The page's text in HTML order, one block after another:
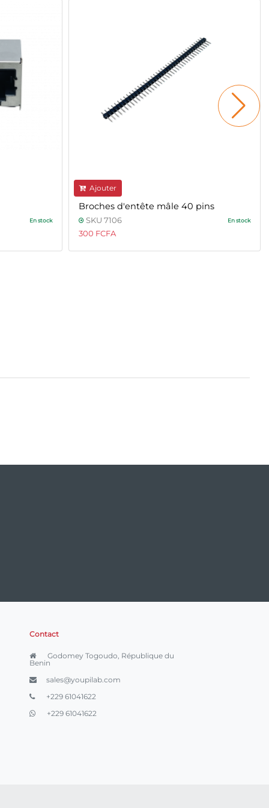
En stock
Ajouter
Broches d'entête mâle 40 pins
SKU 7106 En stock
300 FCFA
Contact
Godomey Togoudo, République du
Benin
sales@youpilab.com
+229 61041622
+229 61041622